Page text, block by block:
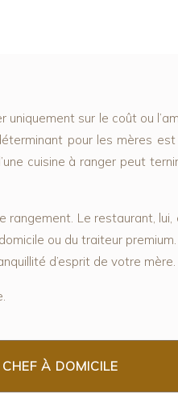
sur le coût ou
pour les mères est
cuisine à ranger peut
rangement. Le restaurant, lui,
ou du traiteur premium
d’esprit de votre mère.
CHEF À DOMICILE